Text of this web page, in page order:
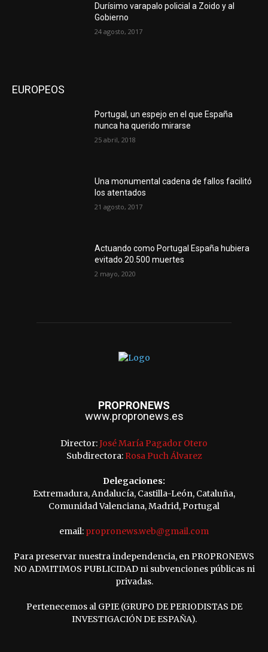
Durísimo varapalo policial a Zoido y al
Gobierno
24 agosto, 2017
EUROPEOS
Portugal, un espejo en el que España
nunca ha querido mirarse
25 abril, 2018
Una monumental cadena de fallos facilitó
los atentados
21 agosto, 2017
Actuando como Portugal España hubiera
evitado 20.500 muertes
2 mayo, 2020
PROPRONEWS
www.propronews.es
Director:José María Pagador Otero
Subdirectora: Rosa Puch Álvarez
Delegaciones:
Extremadura, Andalucía, Castilla-León, Cataluña,
Comunidad Valenciana, Madrid, Portugal
email: propronews.web@gmail.com
Para preservar nuestra independencia, en PROPRONEWS
NO ADMITIMOS PUBLICIDAD ni subvenciones públicas ni
privadas.
Pertenecemos al GPIE (GRUPO DE PERIODISTAS DE
INVESTIGACIÓN DE ESPAÑA).